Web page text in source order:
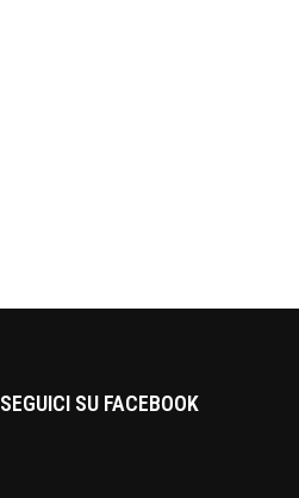
SEGUICI SU FACEBOOK